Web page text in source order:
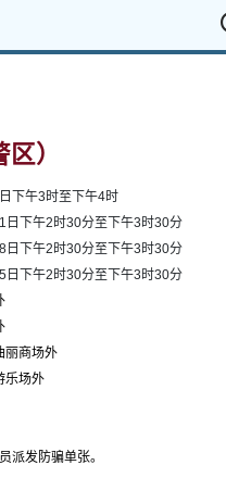
）
下午3时至下午4时
日下午2时30分至下午3时30分
日下午2时30分至下午3时30分
日下午2时30分至下午3时30分
丽商场外
乐场外
派发防骗单张。